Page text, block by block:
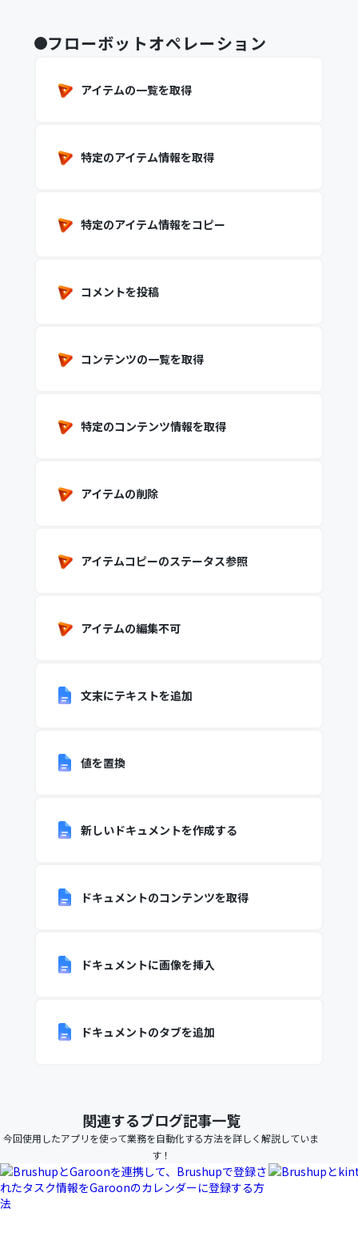
フローボットオペレーション
アイテムの一覧を取得
特定のアイテム情報を取得
特定のアイテム情報をコピー
コメントを投稿
コンテンツの一覧を取得
特定のコンテンツ情報を取得
アイテムの削除
アイテムコピーのステータス参照
アイテムの編集不可
文末にテキストを追加
値を置換
新しいドキュメントを作成する
ドキュメントのコンテンツを取得
ドキュメントに画像を挿入
ドキュメントのタブを追加
関連するブログ記事一覧
今回使用したアプリを使って業務を自動化する方法を詳しく解説していま
す！